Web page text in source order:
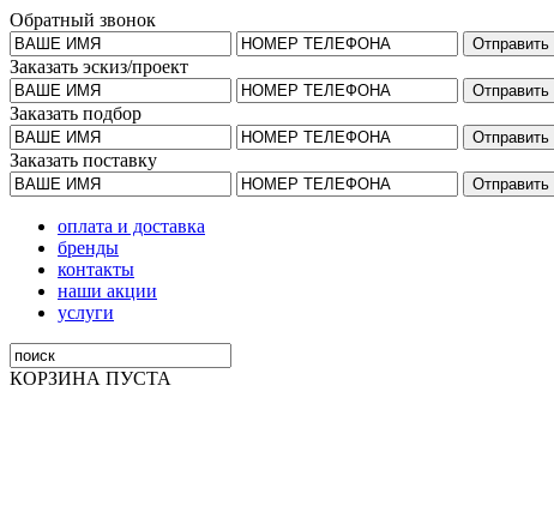
Обратный звонок
Заказать эскиз/проект
Заказать подбор
Заказать поставку
оплата и доставка
бренды
контакты
наши акции
услуги
КОРЗИНА ПУСТА